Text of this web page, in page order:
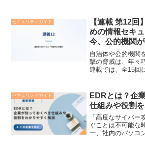
セキュリティガイド
【連載 第12回
めの情報セキ
今、公的機関
自治体や公的機関
撃の脅威は、年々
連載では、全15回
て 本連載は、現在
『自治体・公的機
セキュリティガイド
EDRとは？企
仕組みや役割
「高度なサイバー
ぐことは不可能な
一、社内のパソコ